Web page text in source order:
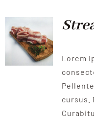
Lorem
cursus.